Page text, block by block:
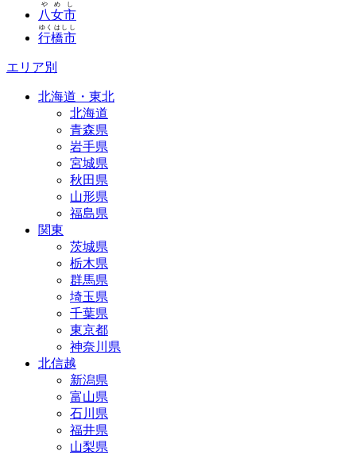
八女市
やめし
行橋市
ゆくはしし
エリア別
北海道・東北
北海道
青森県
岩手県
宮城県
秋田県
山形県
福島県
関東
茨城県
栃木県
群馬県
埼玉県
千葉県
東京都
神奈川県
北信越
新潟県
富山県
石川県
福井県
山梨県